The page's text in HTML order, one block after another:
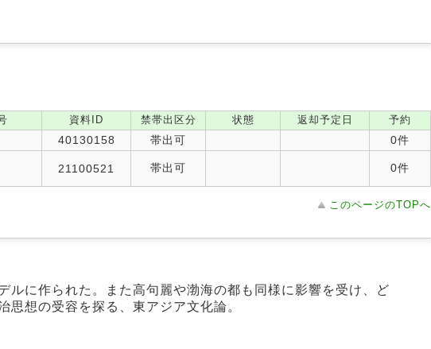
資料ID 禁帯出区分 状態 返却予定日 予約
40130158 帯出可 0件
21100521 帯出可 0件
このページのTOPへ
に作られた。また高句麗や渤海の都も同様に影響を受け、ど
想の受容を探る、東アジア文化論。